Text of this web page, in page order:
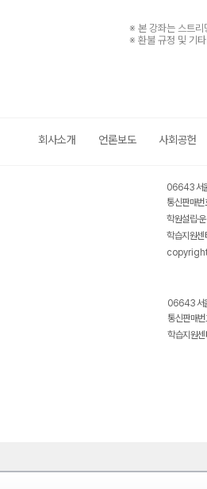
※ 본 강좌는 스트리
※ 환불 규정 및 기
회사소개 언론보도 사회공헌
06643 서
통신판매
학원설립·
학습지원
06643 서
통신판매
학습지원